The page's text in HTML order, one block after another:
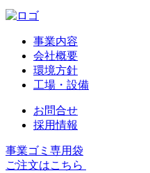
事業内容
会社概要
環境方針
工場・設備
お問合せ
採用情報
事業ゴミ専用袋
ご注文はこちら